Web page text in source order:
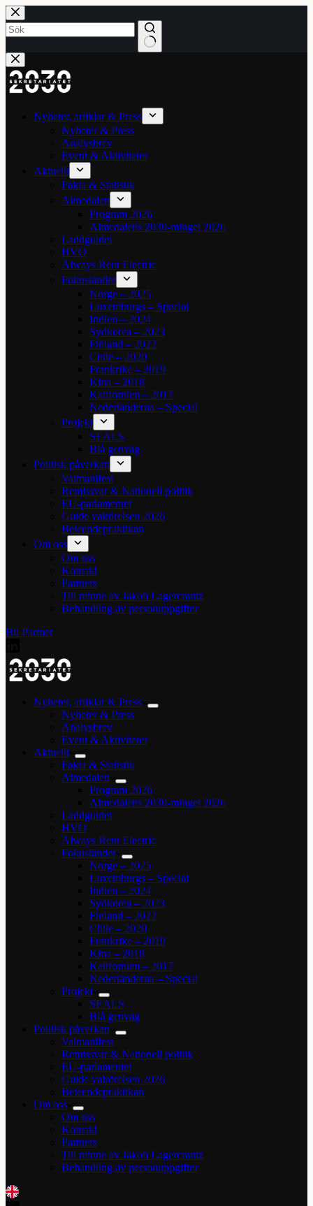
Hoppa
till
innehåll
Inga
resultat
Nyheter, artiklar & Press
Nyheter & Press
Analysbrev
Event & Aktiviteter
Aktuellt
Fakta & Statistik
Almedalen
Program 2026
Almedalens 2030-mingel 2026
Laddguldet
HVO
Always Rent Electric
Fokusländer
Norge – 2025
Luxemburgs – Special
Indien – 2024
Sydkorea – 2023
Finland – 2022
Chile – 2020
Frankrike – 2019
Kina – 2018
Kalifornien – 2017
Nederländerna – Special
Projekt
SEALS
Blå genväg
Politisk påverkan
Valmanifest
Remissvar & Nationell politik
EU-parlamentet
Guide valrörelsen 2026
Beteendepraktikan
Om oss
Om oss
Kontakt
Partners
Till minne av Jakob Lagercrantz
Behandling av personuppgifter
Bli Partner
Nyheter, artiklar & Press
Nyheter & Press
Analysbrev
Event & Aktiviteter
Aktuellt
Fakta & Statistik
Almedalen
Program 2026
Almedalens 2030-mingel 2026
Laddguldet
HVO
Always Rent Electric
Fokusländer
Norge – 2025
Luxemburgs – Special
Indien – 2024
Sydkorea – 2023
Finland – 2022
Chile – 2020
Frankrike – 2019
Kina – 2018
Kalifornien – 2017
Nederländerna – Special
Projekt
SEALS
Blå genväg
Politisk påverkan
Valmanifest
Remissvar & Nationell politik
EU-parlamentet
Guide valrörelsen 2026
Beteendepraktikan
Om oss
Om oss
Kontakt
Partners
Till minne av Jakob Lagercrantz
Behandling av personuppgifter